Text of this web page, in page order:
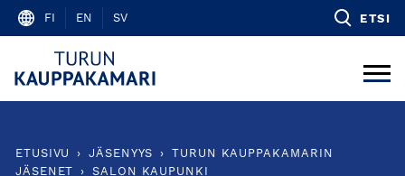
Skip
content
FI EN SV ETSI
ETUSIVU › JÄSENYYS ›
TURUN KAUPPAKAMARIN
JÄSENET
› SALON KAUPUNKI